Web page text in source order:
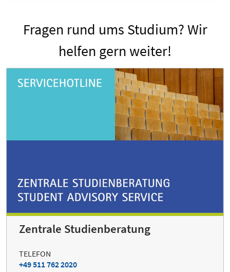
Fragen rund ums Studium? Wir
helfen gern weiter!
Zentrale Studienberatung
TELEFON
+49 511 762 2020